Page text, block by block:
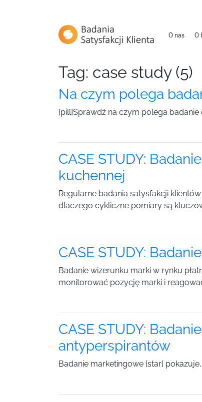
O nas O
Tag: case study (5)
Na czym polega
{pill}Sprawdź na czym polega
CASE STUDY:
kuchennej
Regularne badania satysfakcji
dlaczego cykliczne pomiary są
CASE STUDY:
Badanie wizerunku marki w rynku
monitorować pozycję marki i
CASE STUDY:
antyperspirantów
Badanie marketingowe {star}